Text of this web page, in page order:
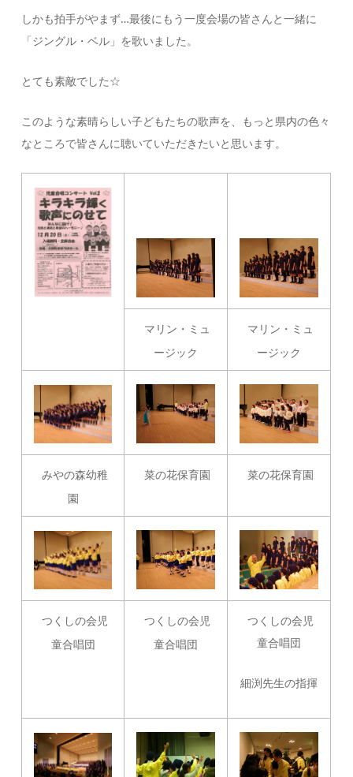
しかも拍手がやまず…最後にもう一度会場の皆さんと一緒に
「ジングル・ベル」を歌いました。
とても素敵でした☆
このような素晴らしい子どもたちの歌声を、もっと県内の色々
なところで皆さんに聴いていただきたいと思います。
マリン・ミュ
ージック
マリン・ミュ
ージック
みやの森幼稚
園
菜の花保育園 菜の花保育園
つくしの会児
童合唱団
つくしの会児
童合唱団
つくしの会児
童合唱団
細渕先生の指揮